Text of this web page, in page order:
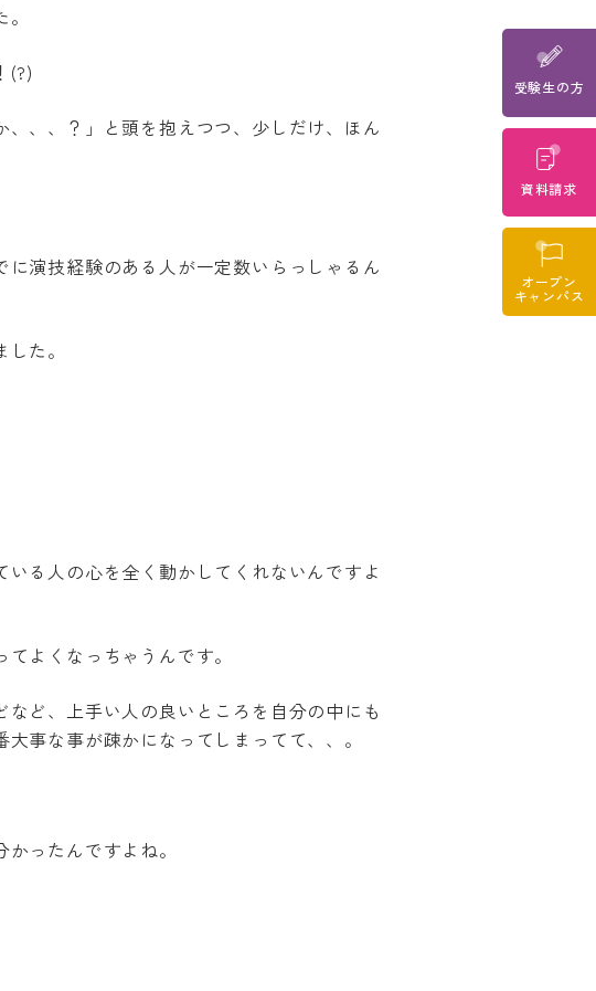
(?)
、、？」と頭を抱えつつ、少しだけ、ほん
演技経験のある人が一定数いらっしゃるん
た。
る人の心を全く動かしてくれないんですよ
よくなっちゃうんです。
ど、上手い人の良いところを自分の中にも
事な事が疎かになってしまってて、、。
ったんですよね。
受験生の方
資料請求
オープン
キャンパス
The
the translated
shall prevail.
no